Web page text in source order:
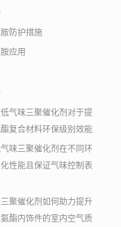
防护措施
应用
气味三聚催化剂对于提
复合材料环保级别效能
味三聚催化剂在不同环
性能且保证气味控制表
聚催化剂如何助力提升
酯内饰件的室内空气质